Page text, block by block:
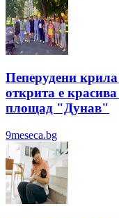
Пеперудени
открита е
площад "Дунав"
9meseca.bg